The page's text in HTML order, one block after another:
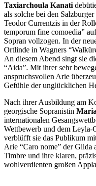
Taxiarchoula Kanati debü
als solche bei den
Teodor Currentzis in der
temporum fine comoedia”
Sopran vollzogen. In der
Ortlinde in Wagners “Walk
An diesem Abend singt sie
“Aida”. Mit ihrer sehr
anspruchsvollen Arie ü
Gefühle der unglücklichen
Nach ihrer Ausbildung am
georgische Sopranistin
internationalen
Wettbewerb und dem Leyla-
verblüfft sie das Publikum
Arie “Caro nome” der Gilda
Timbre und ihre klaren, pr
wohlverdienten großen